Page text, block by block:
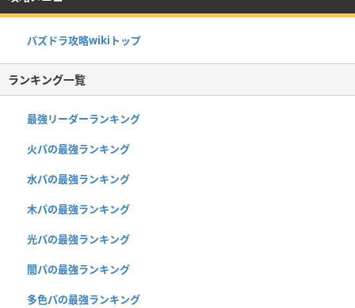
パズドラ攻略wikiトップ
ランキング一覧
最強リーダーランキング
火パの最強ランキング
水パの最強ランキング
木パの最強ランキング
光パの最強ランキング
闇パの最強ランキング
多色パの最強ランキング